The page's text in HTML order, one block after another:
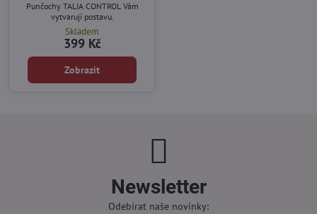
Punčochy TALIA CONTROL Vám
vytvarují postavu.
Skladem
399 Kč
Zobrazit
Newsletter
Odebírat naše novinky: